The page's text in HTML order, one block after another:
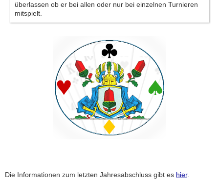
überlassen ob er bei allen oder nur bei einzelnen Turnieren
mitspielt.
Die Informationen zum letzten Jahresabschluss gibt es hier.